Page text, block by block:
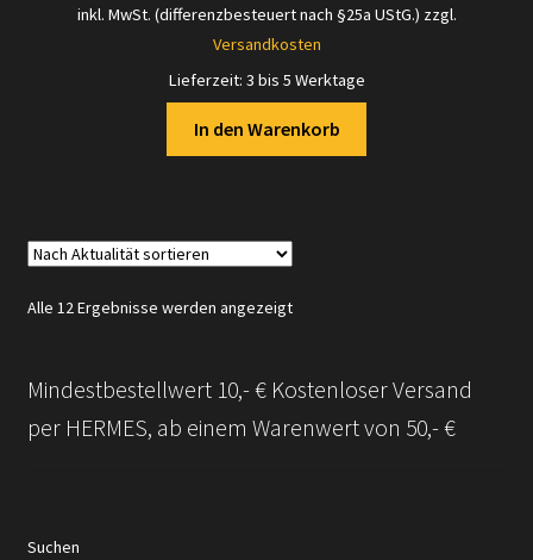
inkl. MwSt. (differenzbesteuert nach §25a UStG.) zzgl.
Versandkosten
Lieferzeit: 3 bis 5 Werktage
In den Warenkorb
Alle 12 Ergebnisse werden angezeigtNach
Mindestbestellwert 10,- € Kostenloser Versand
per HERMES, ab einem Warenwert von 50,- €
Suchen